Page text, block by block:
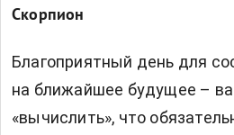
Скорпион
Благоприятный день для
на ближайшее будущее –
«вычислить», что